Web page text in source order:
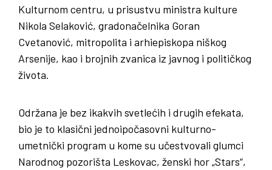
Kulturnom centru, u prisustvu ministra kulture
Nikola Selaković, gradonačelnika Goran
Cvetanović, mitropolita i arhiepiskopa niškog
Arsenije, kao i brojnih zvanica iz javnog i političkog
života.
Održana je bez ikakvih svetlećih i drugih efekata,
bio je to klasični jednoipočasovni kulturno-
umetnički program u kome su učestvovali glumci
Narodnog pozorišta Leskovac, ženski hor „Stars“,